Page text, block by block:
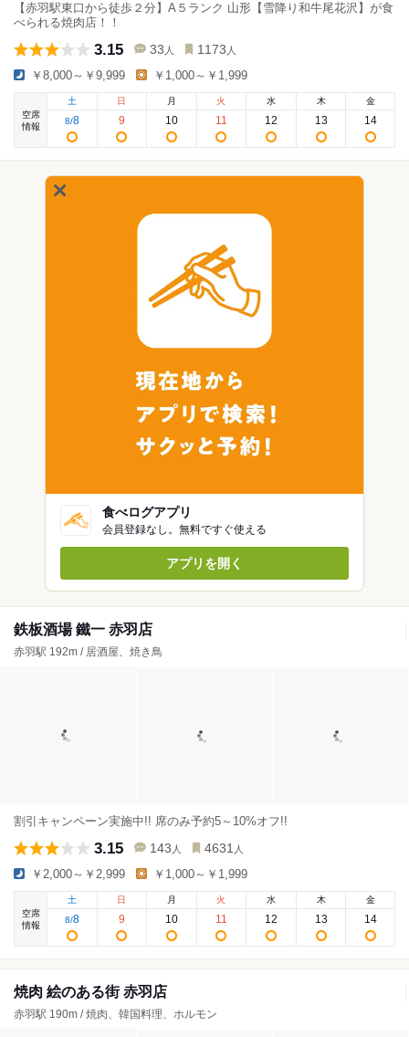
【赤羽駅東口から徒歩２分】A５ランク 山形【雪降り和牛尾花沢】が食
べられる焼肉店！！
3.15 33 人 1173 人
￥8,000～￥9,999 ￥1,000～￥1,999
空席
情報
土
8/8
日
9
月
10
火
11
水
12
木
13
金
14
食べログアプリ
会員登録なし。無料ですぐ使える
アプリを開く
鉄板酒場 鐵一 赤羽店
赤羽駅 192m / 居酒屋、焼き鳥
割引キャンペーン実施中!! 席のみ予約5～10%オフ!!
3.15 143 人 4631 人
￥2,000～￥2,999 ￥1,000～￥1,999
空席
情報
土
8/8
日
9
月
10
火
11
水
12
木
13
金
14
焼肉 絵のある街 赤羽店
赤羽駅 190m / 焼肉、韓国料理、ホルモン